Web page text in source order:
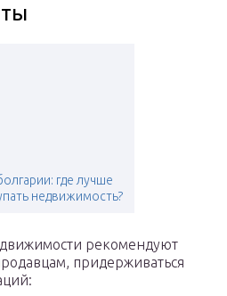
где лучше
недвижимость?
рекомендуют
придерживаться